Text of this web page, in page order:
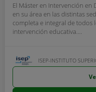
El Máster en Intervención en
en su área en las distintas
completa e integral de todos
intervención educativa....
ISEP-INSTITUTO